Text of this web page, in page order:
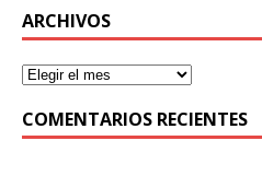
ARCHIVOS
COMENTARIOS RECIENTES